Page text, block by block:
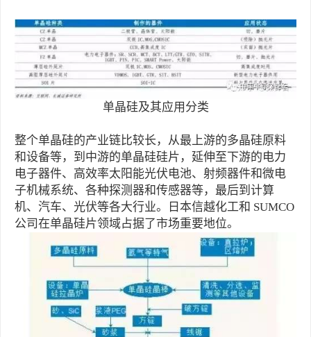
单晶硅及其应用分类
整个单晶硅的产业链比较长，从最上游的多晶硅原料
和设备等，到中游的单晶硅硅片，延伸至下游的电力
电子器件、高效率太阳能光伏电池、射频器件和微电
子机械系统、各种探测器和传感器等，最后到计算
机、汽车、光伏等各大行业。日本信越化工和 SUMCO
公司在单晶硅片领域占据了市场重要地位。